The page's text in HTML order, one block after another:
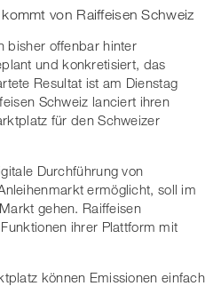
von Raiffeisen Schweiz
bisher offenbar hinter
und konkretisiert, das
Resultat ist am Dienstag
Schweiz lanciert ihren
für den Schweizer
Durchführung von
ermöglicht, soll im
gehen. Raiffeisen
ihrer Plattform mit
können Emissionen einfach